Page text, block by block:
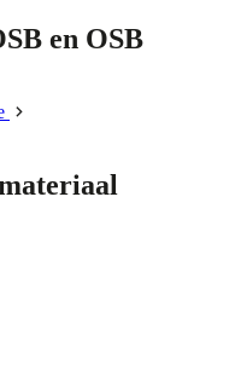
en OSB